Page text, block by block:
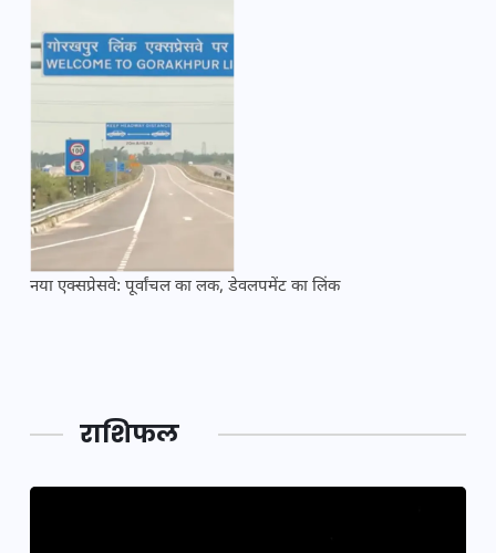
नया एक्सप्रेसवे: पूर्वांचल का लक, डेवलपमेंट का लिंक
राशिफल